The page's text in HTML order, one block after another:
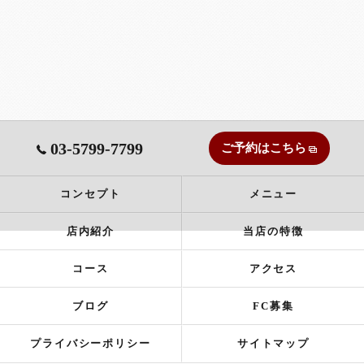
03-5799-7799 ご予約はこちら
コンセプト メニュー
店内紹介 当店の特徴
コース アクセス
ブログ FC募集
プライバシーポリシー サイトマップ